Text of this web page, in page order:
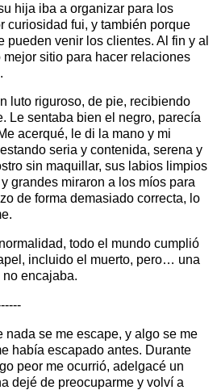
hija iba a organizar para los
curiosidad fui, y también porque
pueden venir los clientes. Al fin y al
sitio para hacer relaciones
luto riguroso, de pie, recibiendo
Le sentaba bien el negro, parecía
acerqué, le di la mano y mi
seria y contenida, serena y
sin maquillar, sus labios limpios
grandes miraron a los míos para
de forma demasiado correcta, lo
todo el mundo cumplió
incluido el muerto, pero… una
encajaba.
nada se me escape, y algo se me
había escapado antes. Durante
peor me ocurrió, adelgacé un
dejé de preocuparme y volví a